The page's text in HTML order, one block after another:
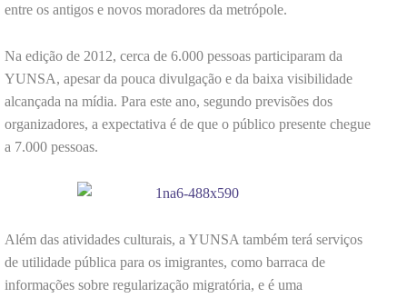
entre os antigos e novos moradores da metrópole.
Na edição de 2012, cerca de 6.000 pessoas participaram da
YUNSA, apesar da pouca divulgação e da baixa visibilidade
alcançada na mídia. Para este ano, segundo previsões dos
organizadores, a expectativa é de que o público presente chegue
a 7.000 pessoas.
Além das atividades culturais, a YUNSA também terá serviços
de utilidade pública para os imigrantes, como barraca de
informações sobre regularização migratória, e é uma